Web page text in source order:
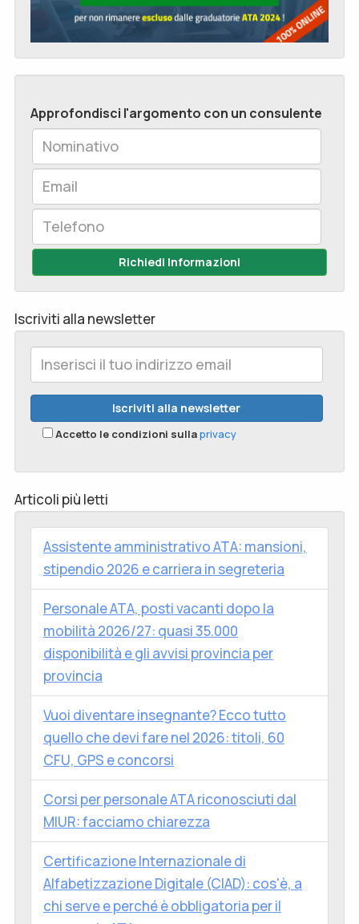
Approfondisci l'argomento con un consulente
Richiedi Informazioni
Iscriviti alla newsletter
Accetto le condizioni sullaprivacy
Articoli più letti
Assistente amministrativo ATA: mansioni,
stipendio 2026 e carriera in segreteria
Personale ATA, posti vacanti dopo la
mobilità 2026/27: quasi 35.000
disponibilità e gli avvisi provincia per
provincia
Vuoi diventare insegnante? Ecco tutto
quello che devi fare nel 2026: titoli, 60
CFU, GPS e concorsi
Corsi per personale ATA riconosciuti dal
MIUR: facciamo chiarezza
Certificazione Internazionale di
Alfabetizzazione Digitale (CIAD): cos'è, a
chi serve e perché è obbligatoria per il